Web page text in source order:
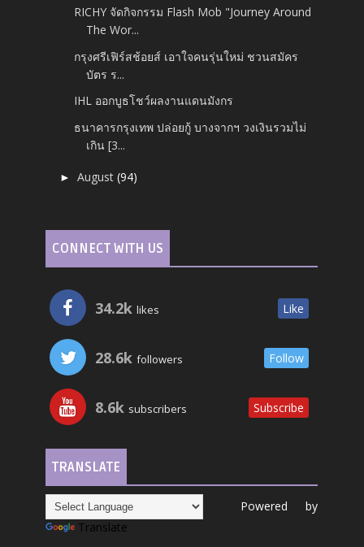
RICHY จัดกิจกรรม Flash Mob "Journey Around
The Wor...
กรุงศรีเฟิร์สช้อยส์ เอาใจคนรุ่นใหม่ ชวนสมัคร
บัตร ร...
IHL ออกบูธโชว์ผลงานแดนมังกร
ธนาคารกรุงเทพ ปล่อยกู้ บางจากฯ วงเงินรวมไม่
เกิน [3...
►August(94)
CONNECT WITH US
34.2k likes Like
28.6k followers Follow
8.6k subscribers Subscribe
TRANSLATE
Powered by
Translate